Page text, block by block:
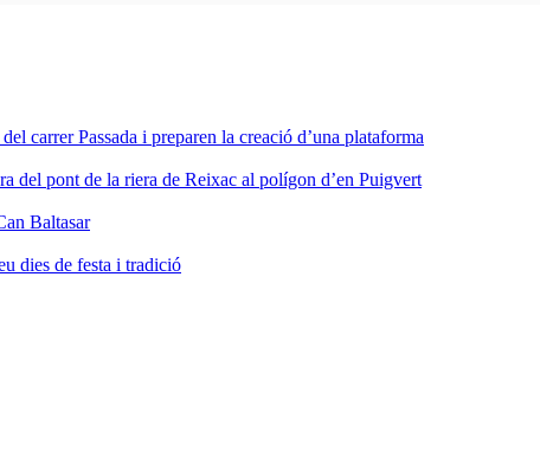
carrer Passada i preparen la creació d’una plataforma
del pont de la riera de Reixac al polígon d’en Puigvert
Baltasar
dies de festa i tradició